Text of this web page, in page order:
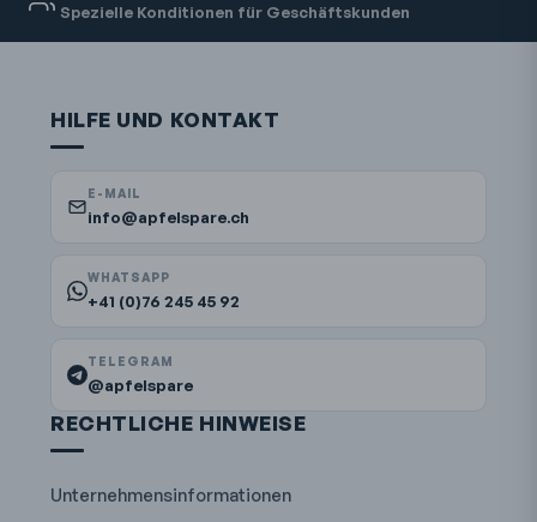
Spezielle Konditionen für Geschäftskunden
HILFE UND KONTAKT
E-MAIL
info@apfelspare.ch
WHATSAPP
+41 (0)76 245 45 92
TELEGRAM
@apfelspare
RECHTLICHE HINWEISE
Unternehmensinformationen